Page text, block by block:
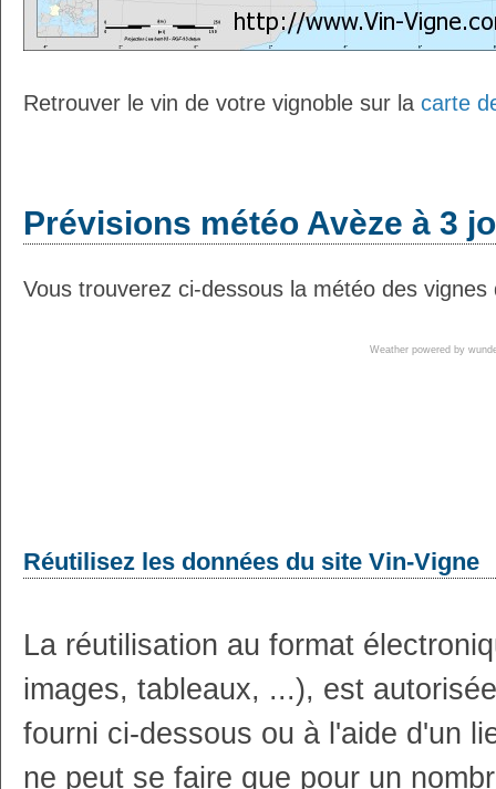
Retrouver le vin de votre vignoble sur la carte
Prévisions météo Avèze à 3
Vous trouverez ci-dessous la météo des
Weather powered by
Réutilisez les données du site Vin-Vigne
La réutilisation au format
images, tableaux, ...), est
fourni ci-dessous ou à l'aide d'un
ne peut se faire que pour un